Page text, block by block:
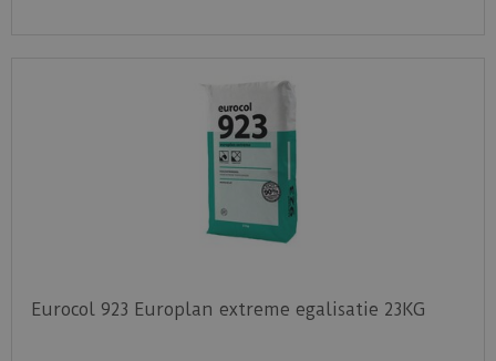
Eurocol 923 Europlan extreme egalisatie 23KG